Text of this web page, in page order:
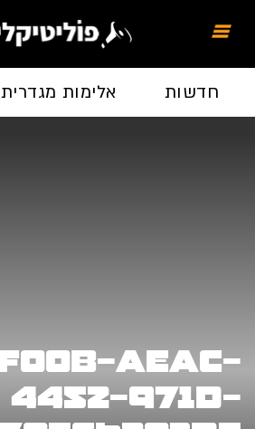
חדשות אלימות מגדרית
aeac-
4452-971d-